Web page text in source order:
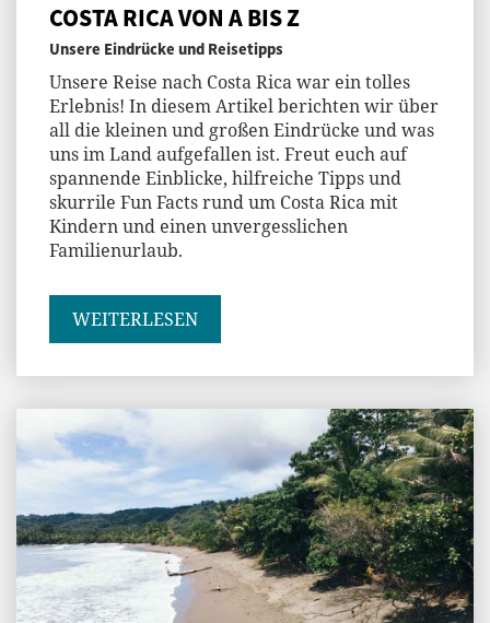
COSTA RICA VON A BIS Z
Unsere Eindrücke und Reisetipps
Unsere Reise nach Costa Rica war ein tolles
Erlebnis! In diesem Artikel berichten wir über
all die kleinen und großen Eindrücke und was
uns im Land aufgefallen ist. Freut euch auf
spannende Einblicke, hilfreiche Tipps und
skurrile Fun Facts rund um Costa Rica mit
Kindern und einen unvergesslichen
Familienurlaub.
WEITERLESEN